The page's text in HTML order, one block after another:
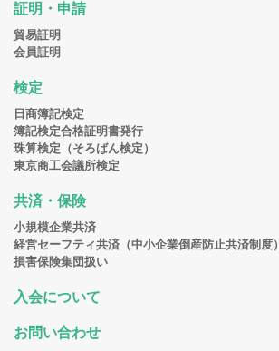
証明・申請
貿易証明
会員証明
検定
日商簿記検定
簿記検定合格証明書発行
珠算検定（そろばん検定）
東京商工会議所検定
共済・保険
小規模企業共済
経営セーフティ共済（中小企業倒産防止共済制度）
損害保険集団扱い
入会について
お問い合わせ